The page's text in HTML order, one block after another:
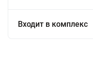
Входит в комплекс